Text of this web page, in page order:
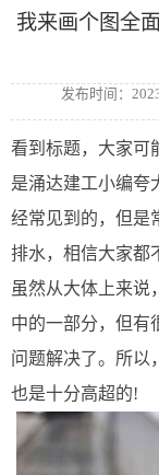
我来画个图全
发布时间：
看到标题，大家可
是涌达建工小编夸
经常见到的，但是
排水，相信大家都
虽然从大体上来说
中的一部分，但有
问题解决了。所以
也是十分高超的!